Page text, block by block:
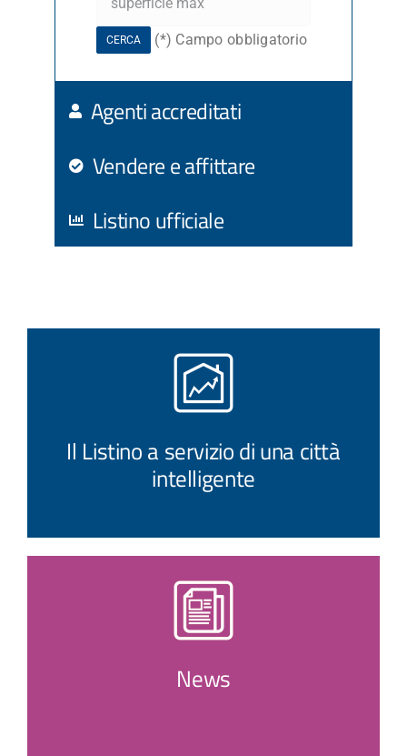
CERCA (*) Campo obbligatorio
Agenti accreditati
Vendere e affittare
Listino ufficiale
Il Listino a servizio di una città
intelligente
News